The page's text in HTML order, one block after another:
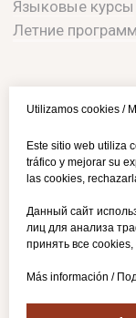
Utilizamos cookies /
Este sitio web utiliza
tráfico y mejorar su
las cookies,
Данный сайт
лиц для анализа
принять все cookies,
Más información /